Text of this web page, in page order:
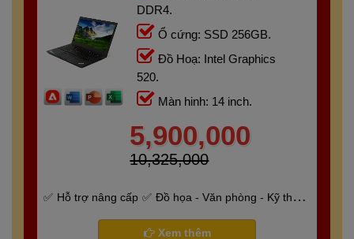
DDR4.
Ổ cứng: SSD 256GB.
Đồ Hoạ: Intel Graphics
520.
Màn hinh: 14 inch.
5,900,000
10,325,000
Hỗ trợ nâng cấp
Đồ họa - Văn phòng - Kỹ thuật
Bảo hành 6 tháng
Xem thêm